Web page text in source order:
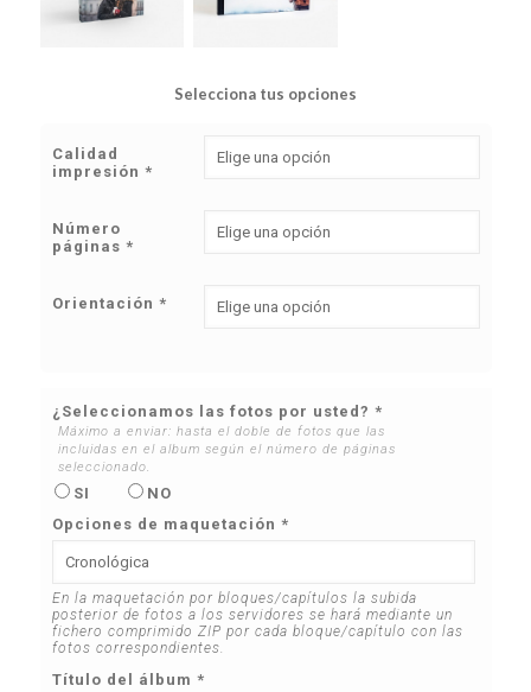
Selecciona tus opciones
Calidad
impresión *
Número
páginas *
Orientación *
¿Seleccionamos las fotos por usted? *
Máximo a enviar: hasta el doble de fotos que las
incluidas en el album según el número de páginas
seleccionado.
SI
NO
Opciones de maquetación *
Título del álbum *